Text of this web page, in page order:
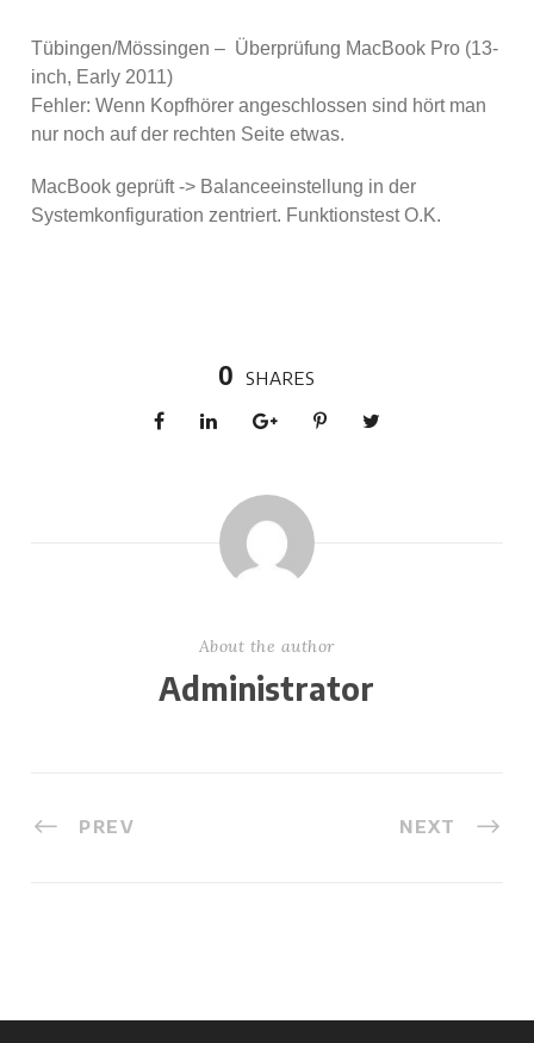
Tübingen/Mössingen – Überprüfung MacBook Pro (13-
inch, Early 2011)
Fehler: Wenn Kopfhörer angeschlossen sind hört man
nur noch auf der rechten Seite etwas.
MacBook geprüft -> Balanceeinstellung in der
Systemkonfiguration zentriert. Funktionstest O.K.
0 SHARES
About the author
Administrator
PREV NEXT